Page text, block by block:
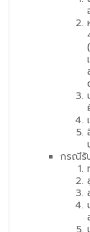
กรณีรั